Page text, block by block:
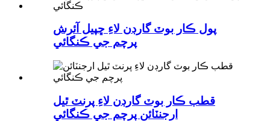
پول ڪار بوٽ گارڊن لاءِ ڇپيل آئرش
پرچم جي ڪنگائي
قطب ڪار بوٽ گارڊن لاءِ پرنٽ ٿيل
ارجنٽائن پرچم جي ڪنگائي